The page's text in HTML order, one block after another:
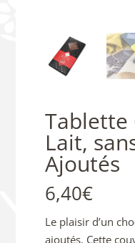
Tablette
Lait,
Ajoutés
6,40€
Le plaisir d’un
ajoutés. Cette